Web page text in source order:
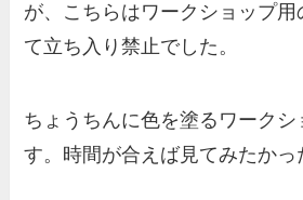
が、こちらはワークショップ用
て立ち入り禁止でした。
ちょうちんに色を塗るワーク
す。時間が合えば見てみたかっ